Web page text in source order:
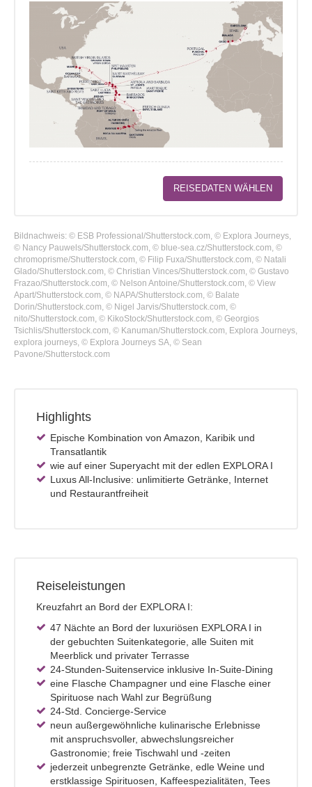
REISEDATEN WÄHLEN
Bildnachweis: © ESB Professional/Shutterstock.com, © Explora Journeys,
© Nancy Pauwels/Shutterstock.com, © blue-sea.cz/Shutterstock.com, ©
chromoprisme/Shutterstock.com, © Filip Fuxa/Shutterstock.com, © Natali
Glado/Shutterstock.com, © Christian Vinces/Shutterstock.com, © Gustavo
Frazao/Shutterstock.com, © Nelson Antoine/Shutterstock.com, © View
Apart/Shutterstock.com, © NAPA/Shutterstock.com, © Balate
Dorin/Shutterstock.com, © Nigel Jarvis/Shutterstock.com, ©
nito/Shutterstock.com, © KikoStock/Shutterstock.com, © Georgios
Tsichlis/Shutterstock.com, © Kanuman/Shutterstock.com, Explora Journeys,
explora journeys, © Explora Journeys SA, © Sean
Pavone/Shutterstock.com
Highlights
Epische Kombination von Amazon, Karibik und
Transatlantik
wie auf einer Superyacht mit der edlen EXPLORA I
Luxus All-Inclusive: unlimitierte Getränke, Internet
und Restaurantfreiheit
Reiseleistungen
Kreuzfahrt an Bord der EXPLORA I:
47 Nächte an Bord der luxuriösen EXPLORA I in
der gebuchten Suitenkategorie, alle Suiten mit
Meerblick und privater Terrasse
24-Stunden-Suitenservice inklusive In-Suite-Dining
eine Flasche Champagner und eine Flasche einer
Spirituose nach Wahl zur Begrüßung
24-Std. Concierge-Service
neun außergewöhnliche kulinarische Erlebnisse
mit anspruchsvoller, abwechslungsreicher
Gastronomie; freie Tischwahl und -zeiten
jederzeit unbegrenzte Getränke, edle Weine und
erstklassige Spirituosen, Kaffeespezialitäten, Tees